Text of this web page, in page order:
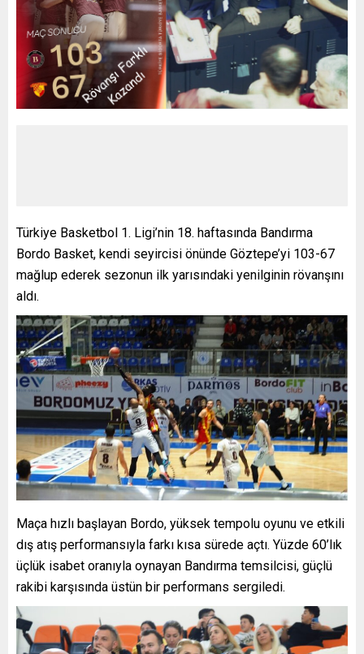
Türkiye Basketbol 1. Ligi’nin 18. haftasında Bandırma
Bordo Basket, kendi seyircisi önünde Göztepe’yi 103-67
mağlup ederek sezonun ilk yarısındaki yenilginin rövanşını
aldı.
Maça hızlı başlayan Bordo, yüksek tempolu oyunu ve etkili
dış atış performansıyla farkı kısa sürede açtı. Yüzde 60’lık
üçlük isabet oranıyla oynayan Bandırma temsilcisi, güçlü
rakibi karşısında üstün bir performans sergiledi.